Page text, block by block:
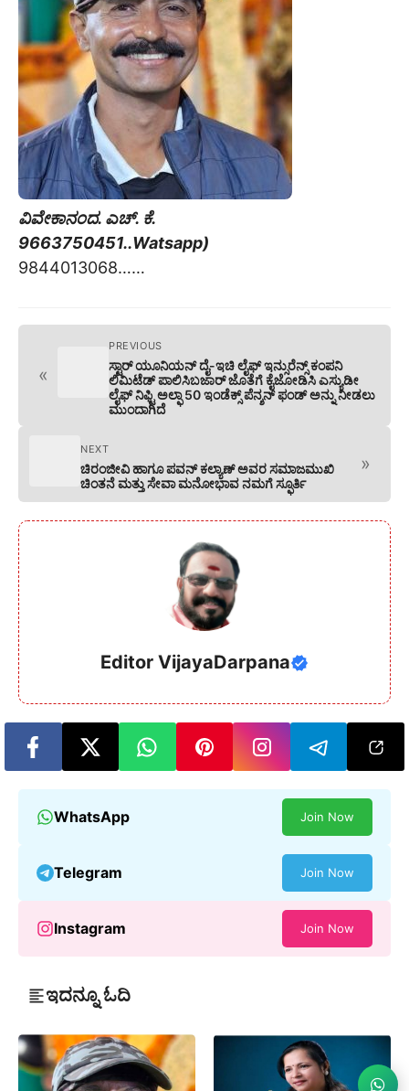
ವಿವೇಕಾನಂದ. ಎಚ್. ಕೆ.
9663750451..Watsapp)
9844013068……
«
PREVIOUS
ಸ್ಟಾರ್ ಯೂನಿಯನ್ ದೈ-ಇಚಿ ಲೈಫ್ ಇನ್ಸುರೆನ್ಸ್ ಕಂಪನಿ
ಲಿಮಿಟೆಡ್ ಪಾಲಿಸಿಬಜಾರ್ ಜೊತೆಗೆ ಕೈಜೋಡಿಸಿ ಎಸ್ಯುಡೀ
ಲೈಫ್ ನಿಫ್ಟಿ ಅಲ್ಫಾ 50 ಇಂಡೆಕ್ಸ್ ಪೆನ್ಶನ್ ಫಂಡ್ ಅನ್ನು ನೀಡಲು
ಮುಂದಾಗಿದೆ
NEXT
ಚಿರಂಜೀವಿ ಹಾಗೂ ಪವನ್ ಕಲ್ಯಾಣ್ ಅವರ ಸಮಾಜಮುಖಿ
ಚಿಂತನೆ ಮತ್ತು ಸೇವಾ ಮನೋಭಾವ ನಮಗೆ ಸ್ಫೂರ್ತಿ
»
Editor VijayaDarpana
WhatsApp Join Now
Telegram Join Now
Instagram Join Now
ಇದನ್ನೂ ಓದಿ